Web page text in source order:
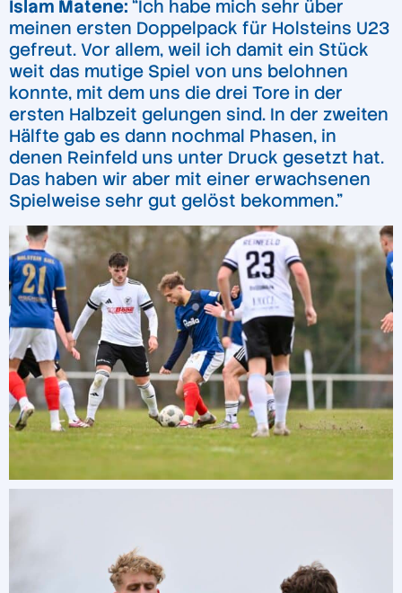
Islam Matene: “Ich habe mich sehr über
meinen ersten Doppelpack für Holsteins U23
gefreut. Vor allem, weil ich damit ein Stück
weit das mutige Spiel von uns belohnen
konnte, mit dem uns die drei Tore in der
ersten Halbzeit gelungen sind. In der zweiten
Hälfte gab es dann nochmal Phasen, in
denen Reinfeld uns unter Druck gesetzt hat.
Das haben wir aber mit einer erwachsenen
Spielweise sehr gut gelöst bekommen.”